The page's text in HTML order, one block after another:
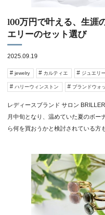
100万円で叶える、生
エリーのセット選び
2025.09.19
jewelry カルティエ ジュエリー
ハリーウィンストン ブランドウォ
レディースブランド サロン
月中旬となり、温めていた夏のボー
ら何を買おうかと検討されている方